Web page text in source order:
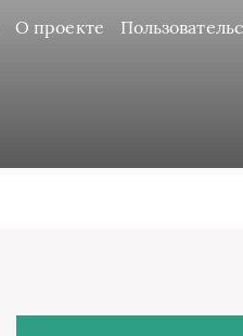
О проекте